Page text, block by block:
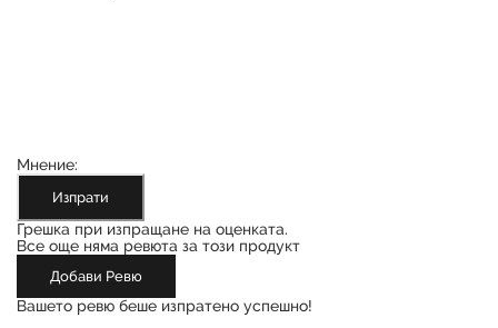
Мнение:
Изпрати
Грешка при изпращане на оценката.
Все още няма ревюта за този продукт
Добави Ревю
Вашето ревю беше изпратено успешно!